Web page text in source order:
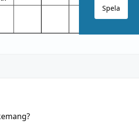
Spela
?